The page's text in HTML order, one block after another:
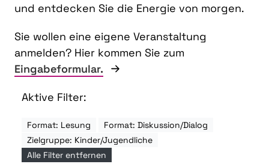
und entdecken Sie die Energie von morgen.
Sie wollen eine eigene Veranstaltung
anmelden? Hier kommen Sie zum
Eingabeformular.
Aktive Filter:
Format: Lesung
Format: Diskussion/Dialog
Zielgruppe: Kinder/Jugendliche
Alle Filter entfernen